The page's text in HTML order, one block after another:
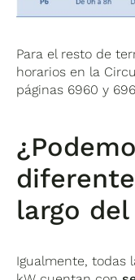
Para el resto de
horarios en la
páginas 6960 y
largo del
Igualmente, todas